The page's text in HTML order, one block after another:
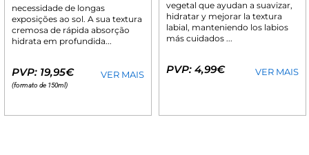
necessidade de longas
exposições ao sol. A sua textura
cremosa de rápida absorção
hidrata em profundida...
PVP: 19,95€
(formato de 150ml)
VER MAIS
vegetal que ayudan a suavizar,
hidratar y mejorar la textura
labial, manteniendo los labios
más cuidados ...
PVP: 4,99€ VER MAIS